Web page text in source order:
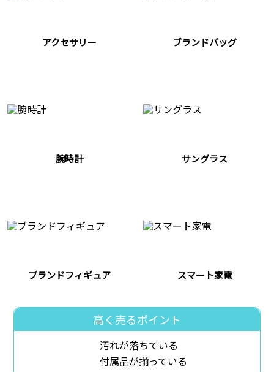
アクセサリー ブランドバッグ
腕時計 サングラス
ブランドフィギュア スマート家電
高く売るポイント
汚れが落ちている
付属品が揃っている